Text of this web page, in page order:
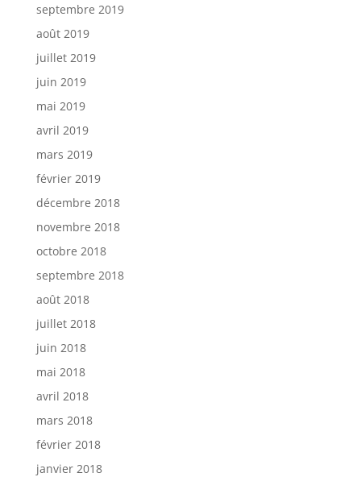
septembre 2019
août 2019
juillet 2019
juin 2019
mai 2019
avril 2019
mars 2019
février 2019
décembre 2018
novembre 2018
octobre 2018
septembre 2018
août 2018
juillet 2018
juin 2018
mai 2018
avril 2018
mars 2018
février 2018
janvier 2018